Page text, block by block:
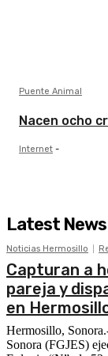
Puente Animal
Nacen ocho
Internet -
Latest News
Noticias Hermosillo
Capturan a
pareja y
en
Hermosillo,
Sonora (FGJES)